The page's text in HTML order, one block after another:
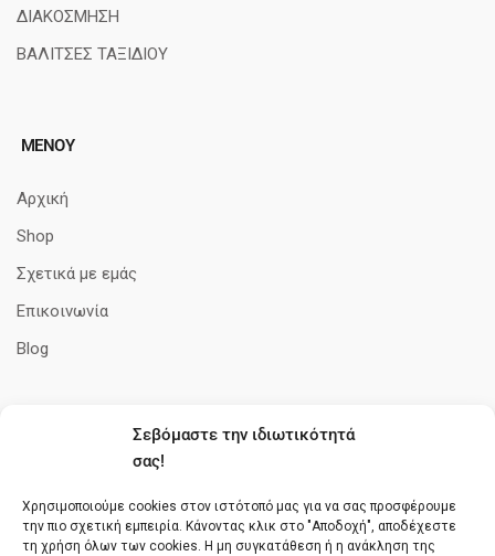
Σεβόμαστε την ιδιωτικότητά
σας!
Χρησιμοποιούμε cookies στον ιστότοπό μας για να σας προσφέρουμε
την πιο σχετική εμπειρία. Κάνοντας κλικ στο "Αποδοχή", αποδέχεστε
τη χρήση όλων των cookies. Η μη συγκατάθεση ή η ανάκληση της
ΔΙΑΚΟΣΜΗΣΗ
ΒΑΛΙΤΣΕΣ ΤΑΞΙΔΙΟΥ
ΜΕΝΟΥ
Αρχική
Shop
Σχετικά με εμάς
Επικοινωνία
Blog
Πολιτική cookies